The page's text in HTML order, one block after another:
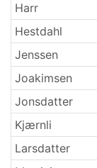
Harr
Hestdahl
Jenssen
Joakimsen
Jonsdatter
Kjærnli
Larsdatter